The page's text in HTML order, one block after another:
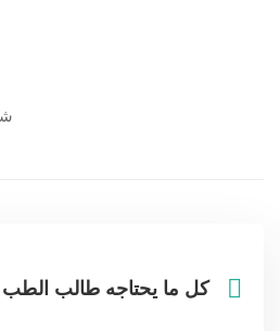
كل ما يحتاجه طالب الطب